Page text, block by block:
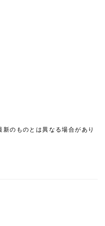
のものとは異なる場合があり